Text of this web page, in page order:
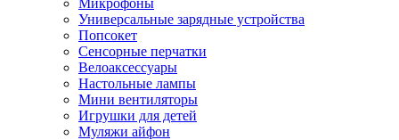
Микрофоны
Универсальные зарядные устройства
Попсокет
Сенсорные перчатки
Велоаксессуары
Настольные лампы
Мини вентиляторы
Игрушки для детей
Муляжи айфон